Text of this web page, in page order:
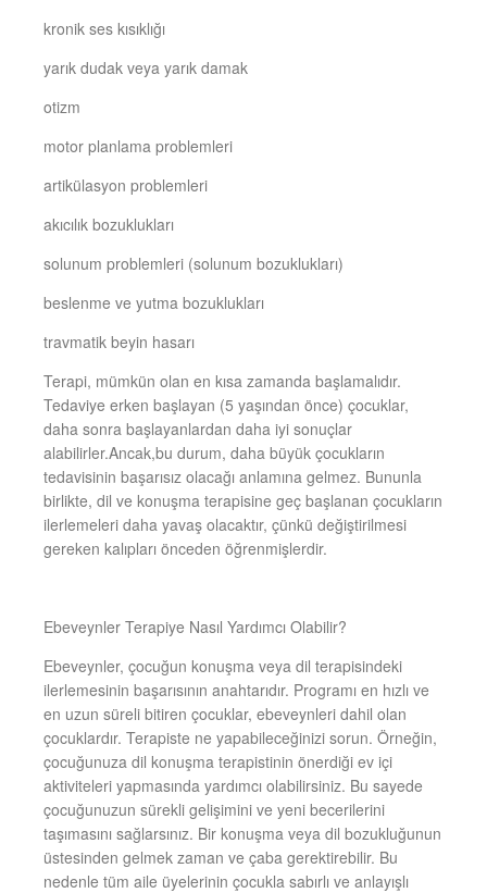
kronik ses kısıklığı
yarık dudak veya yarık damak
otizm
motor planlama problemleri
artikülasyon problemleri
akıcılık bozuklukları
solunum problemleri (solunum bozuklukları)
beslenme ve yutma bozuklukları
travmatik beyin hasarı
Terapi, mümkün olan en kısa zamanda başlamalıdır.
Tedaviye erken başlayan (5 yaşından önce) çocuklar,
daha sonra başlayanlardan daha iyi sonuçlar
alabilirler.Ancak,bu durum, daha büyük çocukların
tedavisinin başarısız olacağı anlamına gelmez. Bununla
birlikte, dil ve konuşma terapisine geç başlanan çocukların
ilerlemeleri daha yavaş olacaktır, çünkü değiştirilmesi
gereken kalıpları önceden öğrenmişlerdir.
Ebeveynler Terapiye Nasıl Yardımcı Olabilir?
Ebeveynler, çocuğun konuşma veya dil terapisindeki
ilerlemesinin başarısının anahtarıdır. Programı en hızlı ve
en uzun süreli bitiren çocuklar, ebeveynleri dahil olan
çocuklardır. Terapiste ne yapabileceğinizi sorun. Örneğin,
çocuğunuza dil konuşma terapistinin önerdiği ev içi
aktiviteleri yapmasında yardımcı olabilirsiniz. Bu sayede
çocuğunuzun sürekli gelişimini ve yeni becerilerini
taşımasını sağlarsınız. Bir konuşma veya dil bozukluğunun
üstesinden gelmek zaman ve çaba gerektirebilir. Bu
nedenle tüm aile üyelerinin çocukla sabırlı ve anlayışlı